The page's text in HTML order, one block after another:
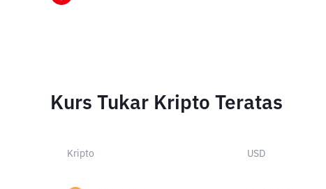
Kurs Tukar Kripto Teratas
Kripto USD